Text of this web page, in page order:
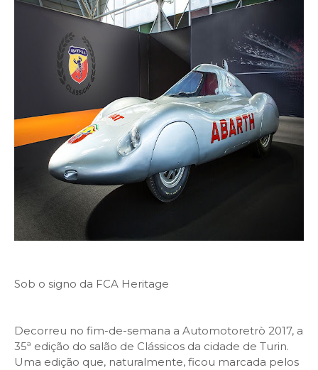
Sob o signo da FCA Heritage
Decorreu no fim-de-semana a Automotoretrò 2017, a
35ª edição do salão de Clássicos da cidade de Turin.
Uma edição que, naturalmente, ficou marcada pelos